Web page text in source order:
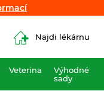
Najdi lékárnu
Veterina
Výhodné
sady